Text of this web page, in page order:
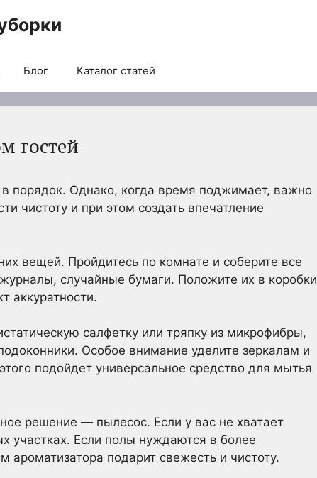
Блог Каталог статей
гостей
порядок. Однако, когда время поджимает, важно
чистоту и при этом создать впечатление
вещей. Пройдитесь по комнате и соберите все
случайные бумаги. Положите их в коробки
аккуратности.
салфетку или тряпку из микрофибры,
Особое внимание уделите зеркалам и
подойдет универсальное средство для мытья
решение — пылесос. Если у вас не хватает
участках. Если полы нуждаются в более
подарит свежесть и чистоту.